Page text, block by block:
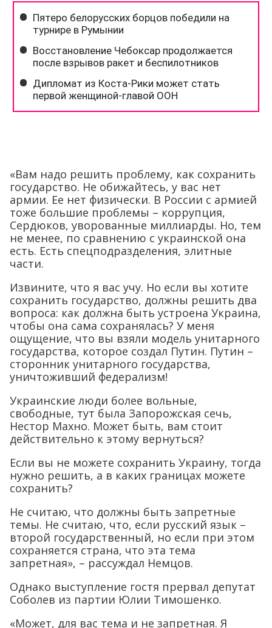
«Вам надо решить проблему, как сохранить
государство. Не обижайтесь, у вас нет
армии. Ее нет физически. В России с армией
тоже большие проблемы – коррупция,
Сердюков, уворованные миллиарды. Но, тем
не менее, по сравнению с украинской она
есть. Есть спецподразделения, элитные
части.
Извините, что я вас учу. Но если вы хотите
сохранить государство, должны решить два
вопроса: как должна быть устроена Украина,
чтобы она сама сохранялась? У меня
ощущение, что вы взяли модель унитарного
государства, которое создал Путин. Путин –
сторонник унитарного государства,
уничтоживший федерализм!
Украинские люди более вольные,
свободные, тут была Запорожская сечь,
Нестор Махно. Может быть, вам стоит
действительно к этому вернуться?
Если вы не можете сохранить Украину, тогда
нужно решить, а в каких границах можете
сохранить?
Не считаю, что должны быть запретные
темы. Не считаю, что, если русский язык –
второй государственный, но если при этом
сохраняется страна, что эта тема
запретная», – рассуждал Немцов.
Однако выступление гостя прервал депутат
Соболев из партии Юлии Тимошенко.
«Может, для вас тема и не запретная. Я